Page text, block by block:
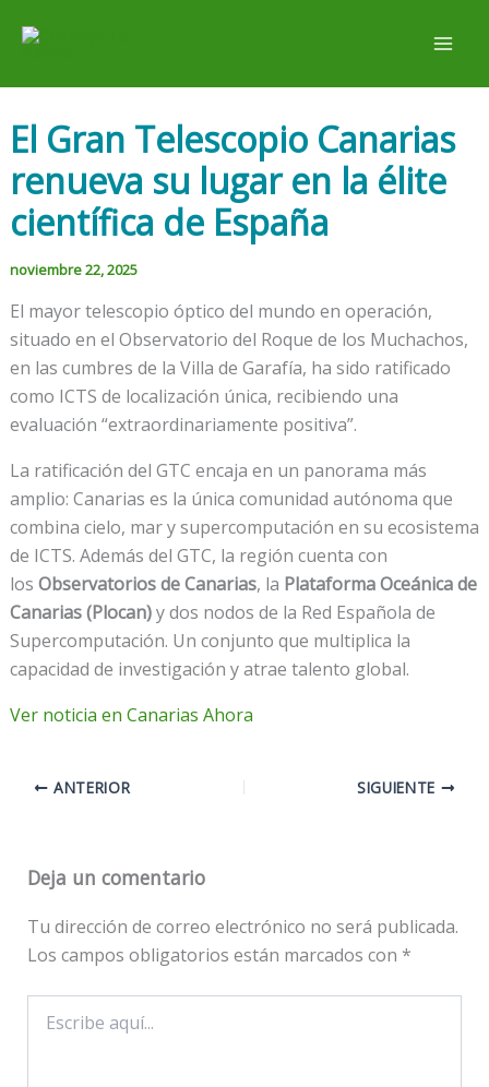
El Gran Telescopio Canarias
renueva su lugar en la élite
científica de España
noviembre 22, 2025
El mayor telescopio óptico del mundo en operación,
situado en el Observatorio del Roque de los Muchachos,
en las cumbres de la Villa de Garafía, ha sido ratificado
como ICTS de localización única, recibiendo una
evaluación “extraordinariamente positiva”.
La ratificación del GTC encaja en un panorama más
amplio: Canarias es la única comunidad autónoma que
combina cielo, mar y supercomputación en su ecosistema
de ICTS. Además del GTC, la región cuenta con
los Observatorios de Canarias, la Plataforma Oceánica de
Canarias (Plocan)y dos nodos de la Red Española de
Supercomputación. Un conjunto que multiplica la
capacidad de investigación y atrae talento global.
Ver noticia en Canarias Ahora
ANTERIOR SIGUIENTE
Deja un comentario
Tu dirección de correo electrónico no será publicada.
Los campos obligatorios están marcados con *
aquí...